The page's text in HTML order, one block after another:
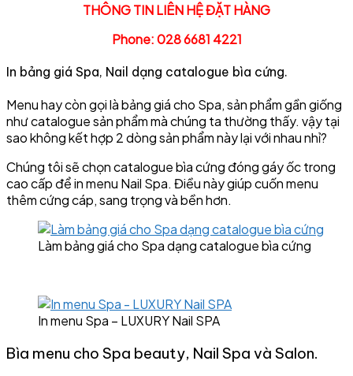
THÔNG TIN LIÊN HỆ ĐẶT HÀNG
Phone: 028 6681 4221
In bảng giá Spa, Nail dạng catalogue bìa cứng.
Menu hay còn gọi là bảng giá cho Spa, sản phẩm gần giống
như catalogue sản phẩm mà chúng ta thường thấy. vậy tại
sao không kết hợp 2 dòng sản phẩm này lại với nhau nhỉ?
Chúng tôi sẽ chọn catalogue bìa cứng đóng gáy ốc trong
cao cấp để in menu Nail Spa. Điều này giúp cuốn menu
thêm cứng cáp, sang trọng và bền hơn.
Làm bảng giá cho Spa dạng catalogue bìa cứng
In menu Spa – LUXURY Nail SPA
Bìa menu cho Spa beauty, Nail Spa và Salon.